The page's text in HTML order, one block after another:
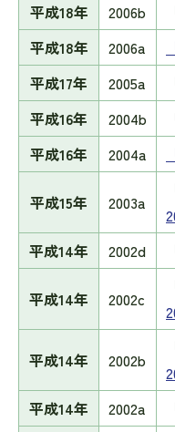
平成18年
2006b
平成18年
2006a
平成17年
2005a
平成16年
2004b
平成16年
2004a
平成15年 2003a
平成14年
2002d
平成14年 2002c
平成14年 2002b
平成14年
2002a